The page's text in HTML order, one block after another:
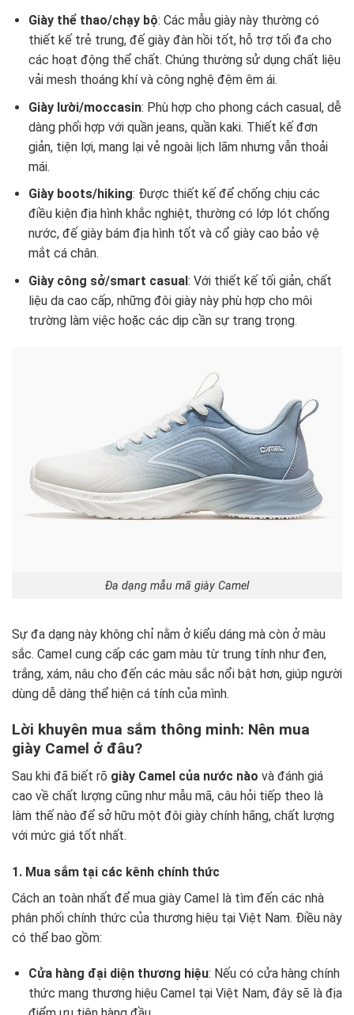
Giày thể thao/chạy bộ: Các mẫu giày này thường có
thiết kế trẻ trung, đế giày đàn hồi tốt, hỗ trợ tối đa cho
các hoạt động thể chất. Chúng thường sử dụng chất liệu
vải mesh thoáng khí và công nghệ đệm êm ái.
Giày lười/moccasin: Phù hợp cho phong cách casual, dễ
dàng phối hợp với quần jeans, quần kaki. Thiết kế đơn
giản, tiện lợi, mang lại vẻ ngoài lịch lãm nhưng vẫn thoải
mái.
Giày boots/hiking: Được thiết kế để chống chịu các
điều kiện địa hình khắc nghiệt, thường có lớp lót chống
nước, đế giày bám địa hình tốt và cổ giày cao bảo vệ
mắt cá chân.
Giày công sở/smart casual: Với thiết kế tối giản, chất
liệu da cao cấp, những đôi giày này phù hợp cho môi
trường làm việc hoặc các dịp cần sự trang trọng.
Đa dạng mẫu mã giày Camel
Sự đa dạng này không chỉ nằm ở kiểu dáng mà còn ở màu
sắc. Camel cung cấp các gam màu từ trung tính như đen,
trắng, xám, nâu cho đến các màu sắc nổi bật hơn, giúp người
dùng dễ dàng thể hiện cá tính của mình.
Lời khuyên mua sắm thông minh: Nên mua
giày Camel ở đâu?
Sau khi đã biết rõ giày Camel của nước nào và đánh giá
cao về chất lượng cũng như mẫu mã, câu hỏi tiếp theo là
làm thế nào để sở hữu một đôi giày chính hãng, chất lượng
với mức giá tốt nhất.
1. Mua sắm tại các kênh chính thức
Cách an toàn nhất để mua giày Camel là tìm đến các nhà
phân phối chính thức của thương hiệu tại Việt Nam. Điều này
có thể bao gồm:
Cửa hàng đại diện thương hiệu: Nếu có cửa hàng chính
thức mang thương hiệu Camel tại Việt Nam, đây sẽ là địa